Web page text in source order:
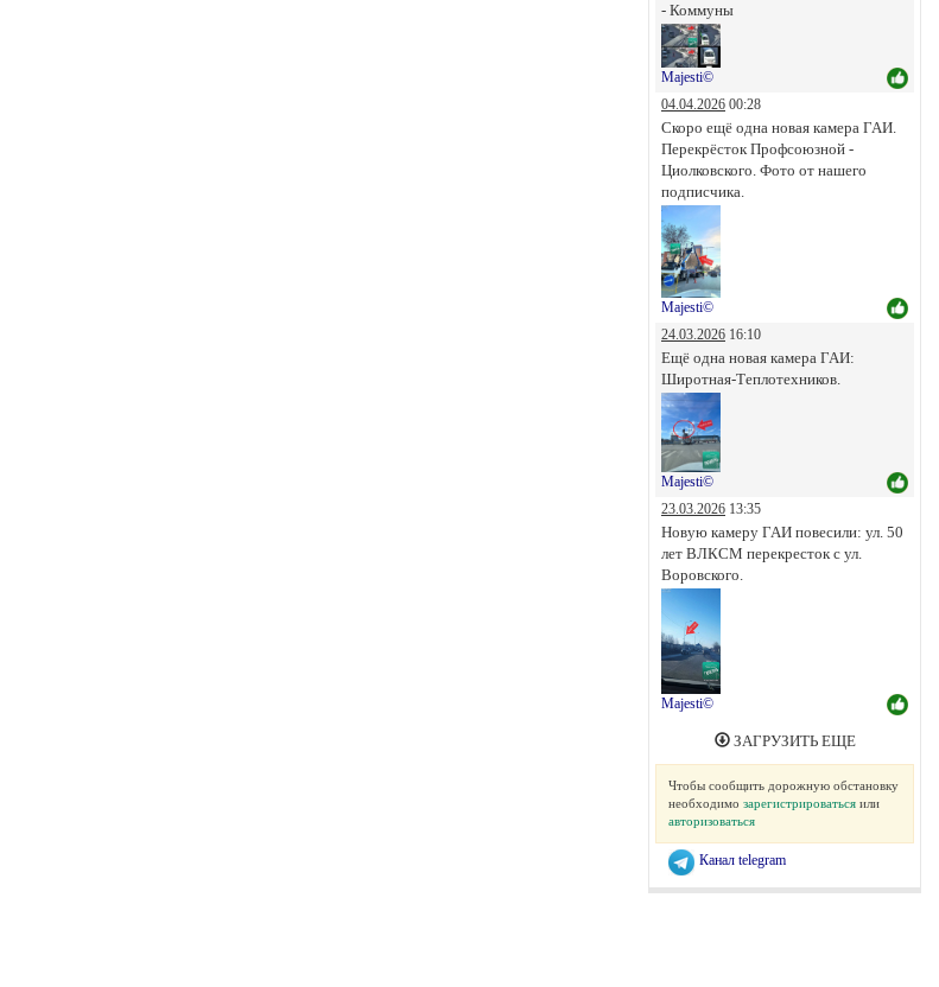
- Коммуны
Majesti©
04.04.2026 00:28
Скоро ещё одна новая камера ГАИ.
Перекрёсток Профсоюзной -
Циолковского. Фото от нашего
подписчика.
Majesti©
24.03.2026 16:10
Ещё одна новая камера ГАИ:
Широтная-Теплотехников.
Majesti©
23.03.2026 13:35
Новую камеру ГАИ повесили: ул. 50
лет ВЛКСМ перекресток с ул.
Воровского.
Majesti©
ЗАГРУЗИТЬ ЕЩЕ
Чтобы сообщить дорожную обстановку
необходимо зарегистрироваться или
авторизоваться
Канал telegram